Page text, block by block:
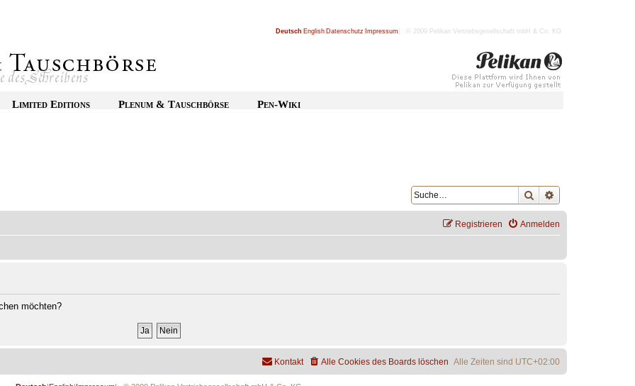
Deutsch English Datenschutz Impressum | © 2009 Pelikan Vertriebsgesellschaft mbH & Co. KG
Limited Editions Plenum & Tauschbörse Pen-Wiki
Suche
Anmelden
Registrieren
möchten?
Alle Zeiten sind UTC+02:00
Alle Cookies des Boards löschen
Kontakt